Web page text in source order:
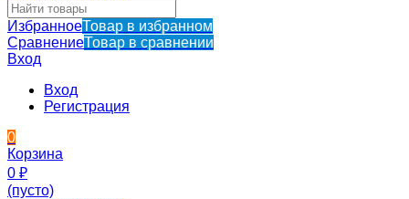
ИзбранноеТовар в избранном
СравнениеТовар в сравнении
Вход
Вход
Регистрация
0
Корзина
0 ₽
(пусто)